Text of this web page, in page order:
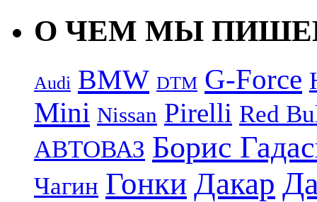
О ЧЕМ МЫ
Audi BMW DTM G-Force
Mini Nissan Pirelli Red
АВТОВАЗ Борис
Чагин Гонки Дакар